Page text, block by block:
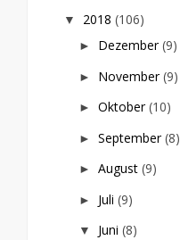
▼ 2018 (106)
► Dezember(9)
► November(9)
► Oktober(10)
► September(8)
► August (9)
► Juli (9)
▼ Juni (8)